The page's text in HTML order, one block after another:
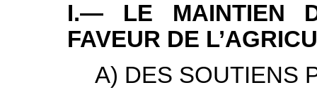
I.— LE MAINTIEN
FAVEUR DE
A) DES SOUTIENS